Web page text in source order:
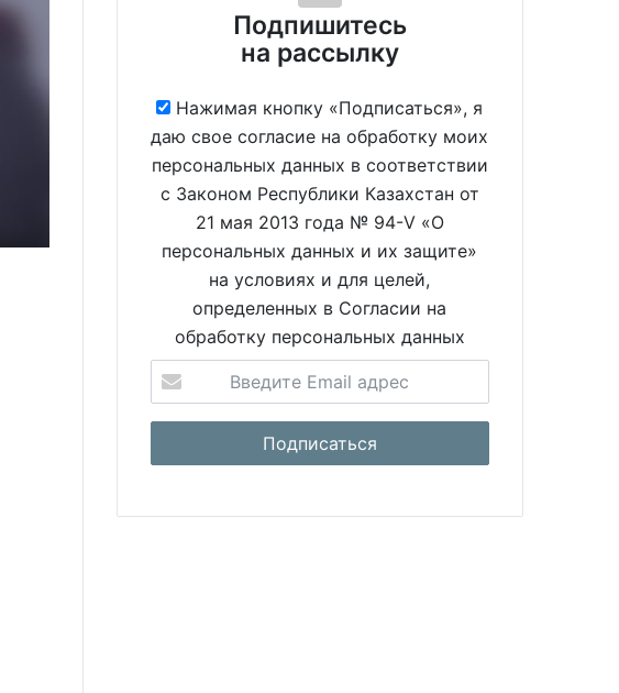
Подпишитесь
на рассылку
Нажимая кнопку «Подписаться», я
даю свое согласие на обработку моих
персональных данных в соответствии
с Законом Республики Казахстан от
21 мая 2013 года № 94-V «О
персональных данных и их защите»
на условиях и для целей,
определенных в Согласии на
обработку персональных данных